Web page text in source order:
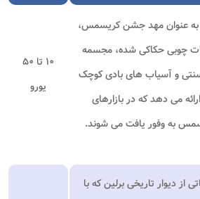
به عنوان مهد جشن کریسمس،
چوبی حکاکی شده، مجسمه
و آسیاب های بادی کوچک
می دهد که در بازارهای
به وفور یافت می شوند.
۱۰ تا ۵۰
یورو
از دیوار تاریخی برلین که با